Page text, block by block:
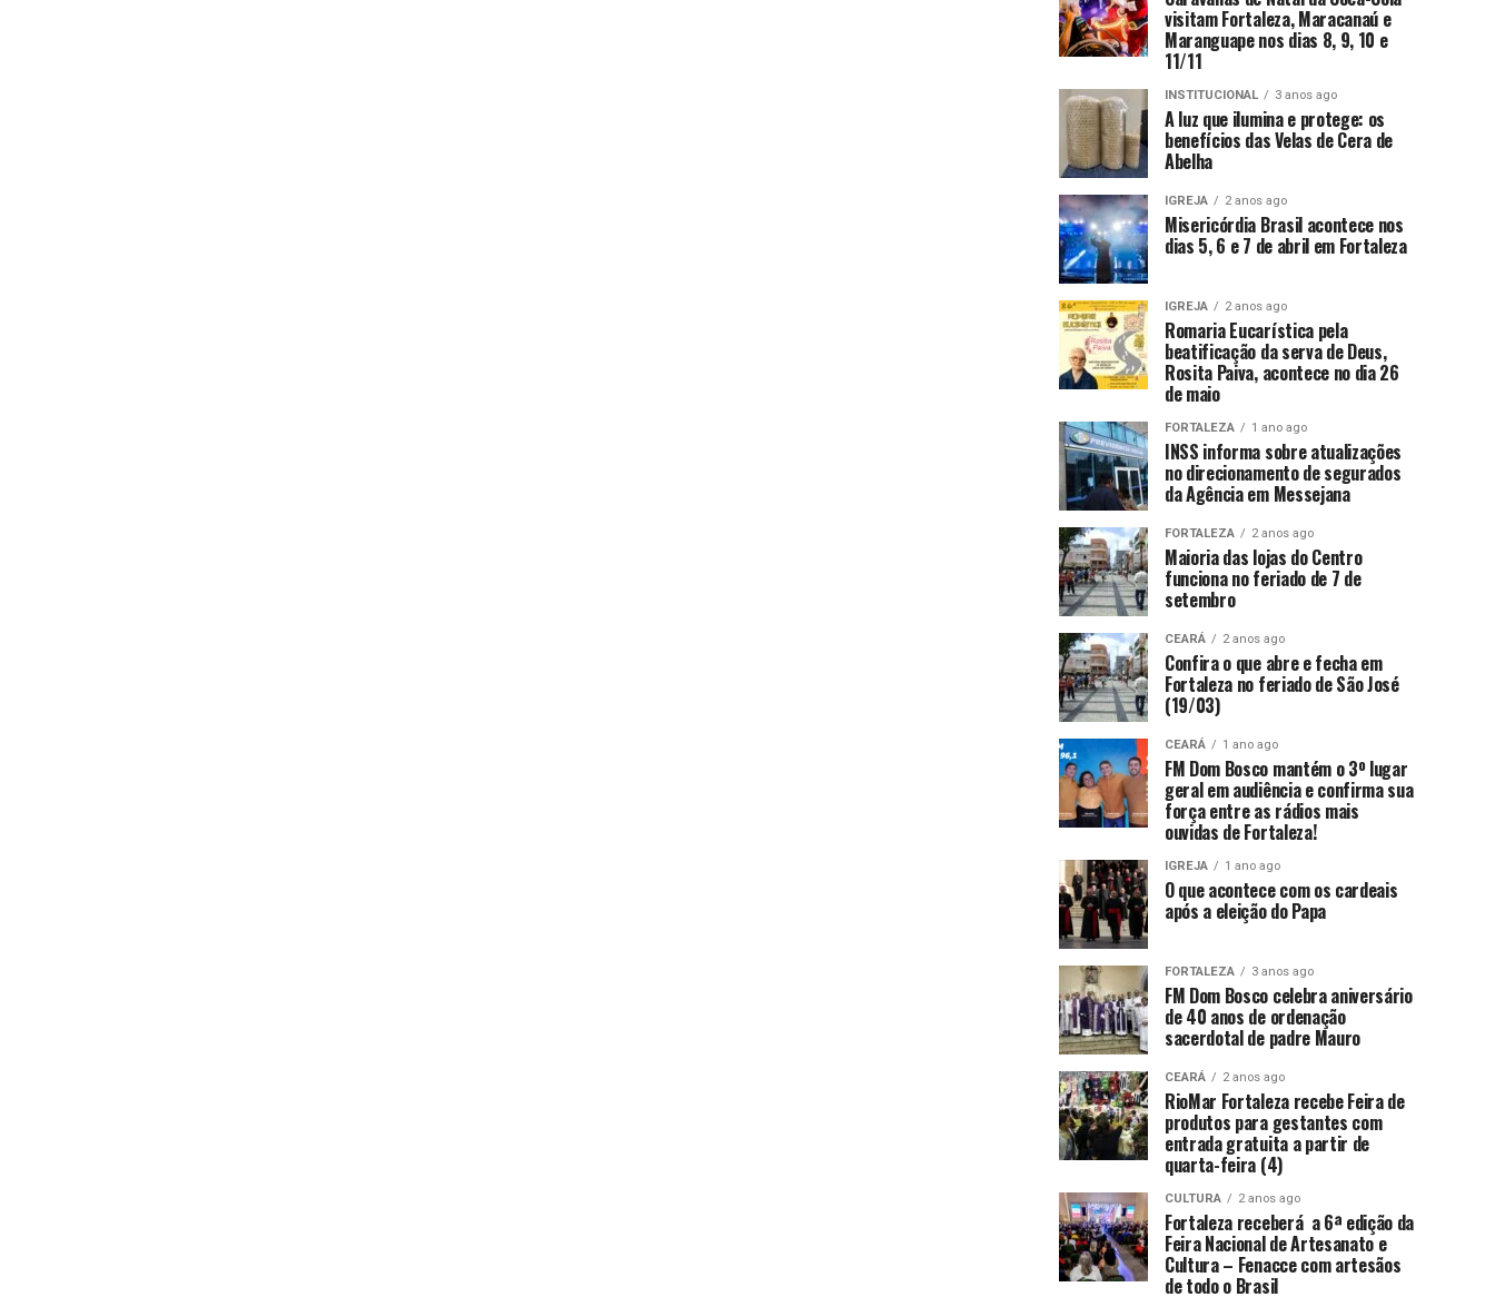
visitam Fortaleza, Maracanaú e
Maranguape nos dias 8, 9, 10 e
11/11
INSTITUCIONAL 3 anos ago
A luz que ilumina e protege: os
benefícios das Velas de Cera de
Abelha
IGREJA 2 anos ago
Misericórdia Brasil acontece nos
dias 5, 6 e 7 de abril em Fortaleza
IGREJA 2 anos ago
Romaria Eucarística pela
beatificação da serva de Deus,
Rosita Paiva, acontece no dia 26
de maio
FORTALEZA 1 ano ago
INSS informa sobre atualizações
no direcionamento de segurados
da Agência em Messejana
FORTALEZA 2 anos ago
Maioria das lojas do Centro
funciona no feriado de 7 de
setembro
CEARÁ 2 anos ago
Confira o que abre e fecha em
Fortaleza no feriado de São José
(19/03)
CEARÁ 1 ano ago
FM Dom Bosco mantém o 3º lugar
geral em audiência e confirma sua
força entre as rádios mais
ouvidas de Fortaleza!
IGREJA 1 ano ago
O que acontece com os cardeais
após a eleição do Papa
FORTALEZA 3 anos ago
FM Dom Bosco celebra aniversário
de 40 anos de ordenação
sacerdotal de padre Mauro
CEARÁ 2 anos ago
RioMar Fortaleza recebe Feira de
produtos para gestantes com
entrada gratuita a partir de
quarta-feira (4)
CULTURA 2 anos ago
Fortaleza receberá a 6ª edição da
Feira Nacional de Artesanato e
Cultura – Fenacce com artesãos
de todo o Brasil